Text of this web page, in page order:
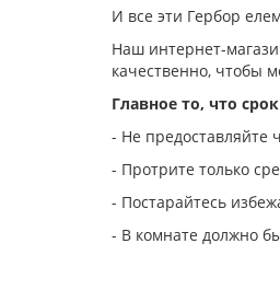
И все эти Гербор
Наш интернет-
качественно, чтобы
Главное то, что
- Не
- Протрите только
- Постарайтесь
- В комнате должно